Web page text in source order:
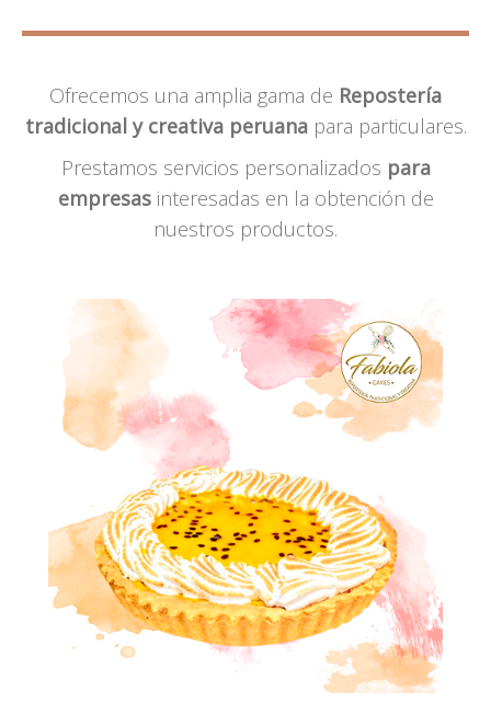
Ofrecemos una amplia gama de Repostería
tradicional y creativa peruanapara particulares.
Prestamos servicios personalizados para
empresasinteresadas en la obtención de
nuestros productos.